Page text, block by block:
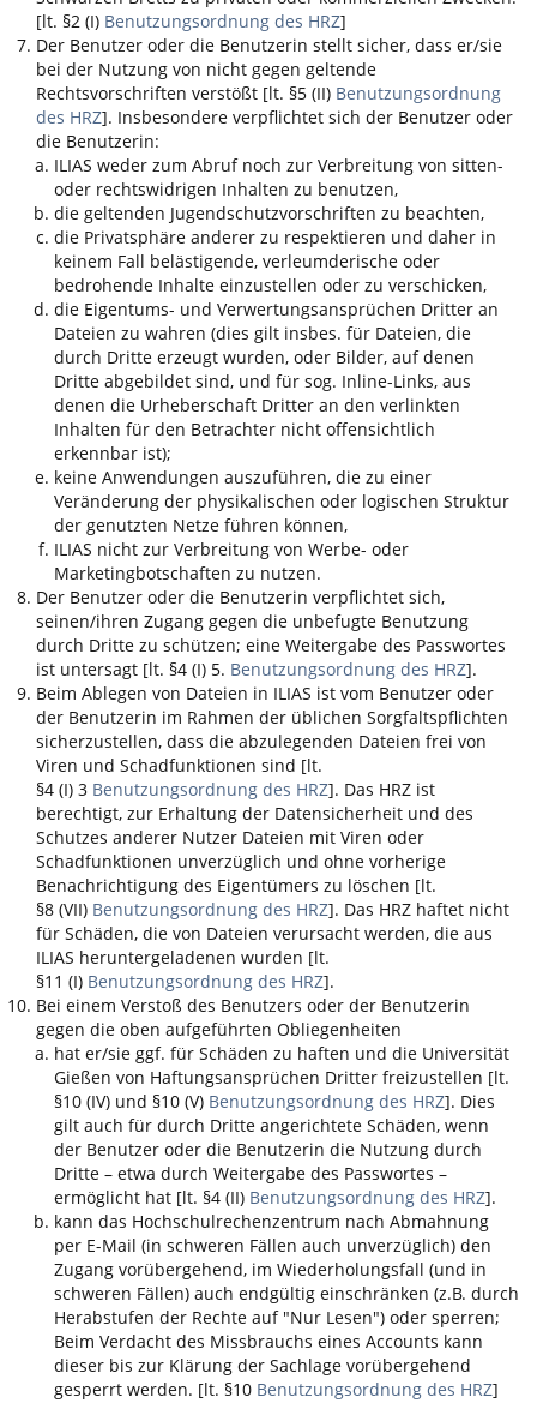
[lt. §2 (I) Benutzungsordnung des HRZ]
Der Benutzer oder die Benutzerin stellt sicher, dass er/sie
bei der Nutzung von nicht gegen geltende
Rechtsvorschriften verstößt [lt. §5 (II) Benutzungsordnung
des HRZ]. Insbesondere verpflichtet sich der Benutzer oder
die Benutzerin:
ILIAS weder zum Abruf noch zur Verbreitung von sitten-
oder rechtswidrigen Inhalten zu benutzen,
die geltenden Jugendschutzvorschriften zu beachten,
die Privatsphäre anderer zu respektieren und daher in
keinem Fall belästigende, verleumderische oder
bedrohende Inhalte einzustellen oder zu verschicken,
die Eigentums- und Verwertungsansprüchen Dritter an
Dateien zu wahren (dies gilt insbes. für Dateien, die
durch Dritte erzeugt wurden, oder Bilder, auf denen
Dritte abgebildet sind, und für sog. Inline-Links, aus
denen die Urheberschaft Dritter an den verlinkten
Inhalten für den Betrachter nicht offensichtlich
erkennbar ist);
keine Anwendungen auszuführen, die zu einer
Veränderung der physikalischen oder logischen Struktur
der genutzten Netze führen können,
ILIAS nicht zur Verbreitung von Werbe- oder
Marketingbotschaften zu nutzen.
Der Benutzer oder die Benutzerin verpflichtet sich,
seinen/ihren Zugang gegen die unbefugte Benutzung
durch Dritte zu schützen; eine Weitergabe des Passwortes
ist untersagt [lt. §4 (I) 5. Benutzungsordnung des HRZ].
Beim Ablegen von Dateien in ILIAS ist vom Benutzer oder
der Benutzerin im Rahmen der üblichen Sorgfaltspflichten
sicherzustellen, dass die abzulegenden Dateien frei von
Viren und Schadfunktionen sind [lt.
§4 (I) 3 Benutzungsordnung des HRZ]. Das HRZ ist
berechtigt, zur Erhaltung der Datensicherheit und des
Schutzes anderer Nutzer Dateien mit Viren oder
Schadfunktionen unverzüglich und ohne vorherige
Benachrichtigung des Eigentümers zu löschen [lt.
§8 (VII) Benutzungsordnung des HRZ]. Das HRZ haftet nicht
für Schäden, die von Dateien verursacht werden, die aus
ILIAS heruntergeladenen wurden [lt.
§11 (I) Benutzungsordnung des HRZ].
Bei einem Verstoß des Benutzers oder der Benutzerin
gegen die oben aufgeführten Obliegenheiten
hat er/sie ggf. für Schäden zu haften und die Universität
Gießen von Haftungsansprüchen Dritter freizustellen [lt.
§10 (IV) und §10 (V) Benutzungsordnung des HRZ]. Dies
gilt auch für durch Dritte angerichtete Schäden, wenn
der Benutzer oder die Benutzerin die Nutzung durch
Dritte – etwa durch Weitergabe des Passwortes –
ermöglicht hat [lt. §4 (II) Benutzungsordnung des HRZ].
kann das Hochschulrechenzentrum nach Abmahnung
per E-Mail (in schweren Fällen auch unverzüglich) den
Zugang vorübergehend, im Wiederholungsfall (und in
schweren Fällen) auch endgültig einschränken (z.B. durch
Herabstufen der Rechte auf "Nur Lesen") oder sperren;
Beim Verdacht des Missbrauchs eines Accounts kann
dieser bis zur Klärung der Sachlage vorübergehend
gesperrt werden. [lt. §10 Benutzungsordnung des HRZ]